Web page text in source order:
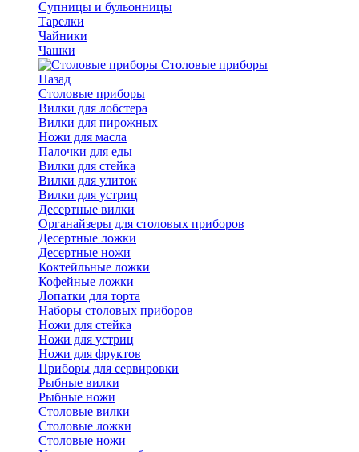
Супницы и бульонницы
Тарелки
Чайники
Чашки
Cтоловые приборы
Назад
Cтоловые приборы
Вилки для лобстера
Вилки для пирожных
Ножи для масла
Палочки для еды
Вилки для стейка
Вилки для улиток
Вилки для устриц
Десертные вилки
Органайзеры для столовых приборов
Десертные ложки
Десертные ножи
Коктейльные ложки
Кофейные ложки
Лопатки для торта
Наборы столовых приборов
Ножи для стейка
Ножи для устриц
Ножи для фруктов
Приборы для сервировки
Рыбные вилки
Рыбные ножи
Столовые вилки
Столовые ложки
Столовые ножи